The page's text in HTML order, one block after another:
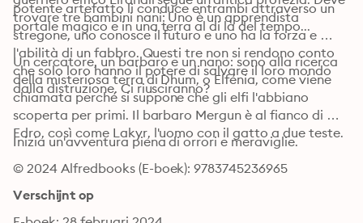
potente artefatto li conduce entrambi attraverso un
portale magico e in una terra al di là del tempo...
trovare tre bambini nani: Uno è un apprendista
stregone, uno conosce il futuro e uno ha la forza e
l'abilità di un fabbro. Questi tre non si rendono conto
che solo loro hanno il potere di salvare il loro mondo
dalla distruzione. Ci riusciranno?
Un cercatore, un barbaro e un nano: sono alla ricerca
della misteriosa terra di Dhum, o Elfénia, come viene
chiamata perché si suppone che gli elfi l'abbiano
scoperta per primi. Il barbaro Mergun è al fianco di
Edro, così come Lakyr, l'uomo con il gatto a due teste.
Inizia un'avventura piena di orrori e meraviglie.
© 2024 Alfredbooks (E-boek): 9783745236965
Verschijnt op